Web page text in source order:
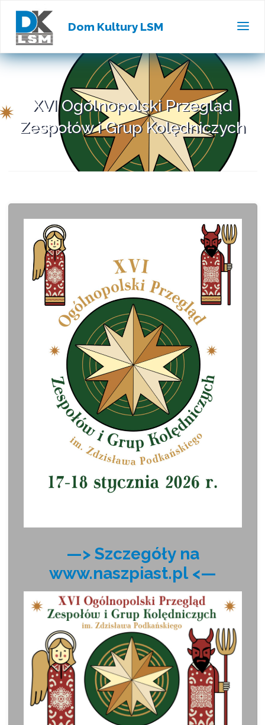
Dom Kultury LSM
XVI Ogólnopolski Przegląd
Zespołów i Grup Kolędniczych
—> Szczegóły na
www.naszpiast.pl <—